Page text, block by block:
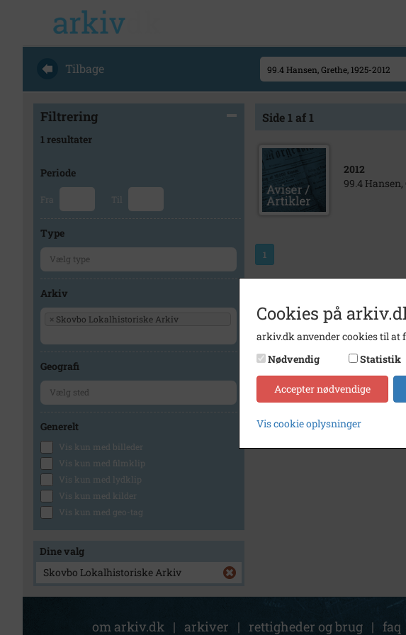
Tilbage
Filtrering
1 resultater
Periode
Fra Til
Type
Arkiv
× Skovbo Lokalhistoriske Arkiv
Geografi
Generelt
Vis kun med billeder
Vis kun med filmklip
Vis kun med lydklip
Vis kun med kilder
Vis kun med geo-tag
Dine valg
Skovbo Lokalhistoriske Arkiv
Side 1 af 1
2012
99.4 Hansen,
1
om arkiv.dk | arkiver | rettigheder og brug | faq
Cookies på
arkiv.dk anvender cookies til at
Nødvendig
Statistik
Accepter nødvendige
Vis cookie oplysninger